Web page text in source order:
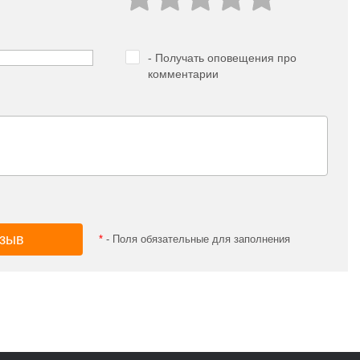
- Получать оповещения про
комментарии
* - Поля обязательные для заполнения